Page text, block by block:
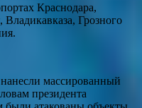
Краснодара,
Грозного
массированный
президента